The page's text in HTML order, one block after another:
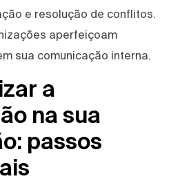
e resolução de conflitos.
aperfeiçoam
sua comunicação interna.
a
na sua
passos